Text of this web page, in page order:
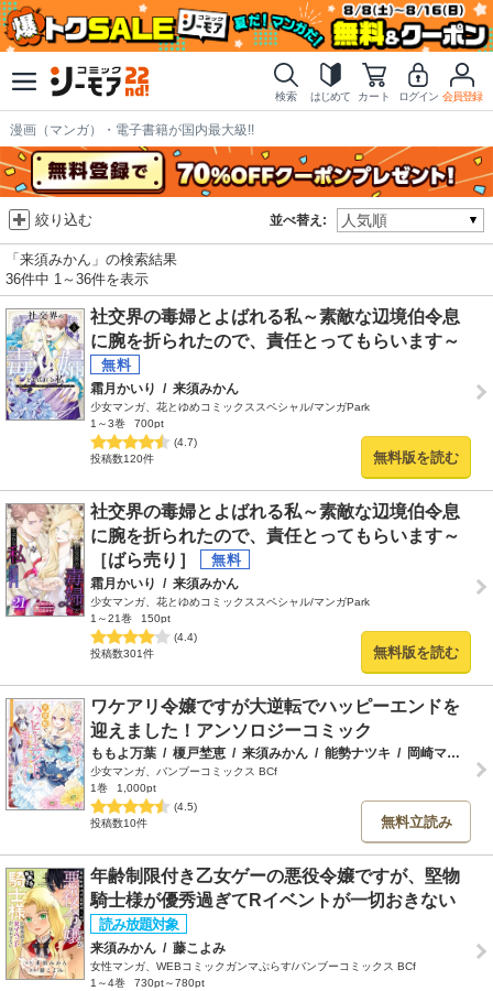
検索 はじめて カート ログイン 会員登録
漫画（マンガ）・電子書籍が国内最大級!!
並べ替え:
絞り込む
「来須みかん」の検索結果
36件中 1～36件を表示
社交界の毒婦とよばれる私～素敵な辺境伯令息
に腕を折られたので、責任とってもらいます～
霜月かいり / 来須みかん
少女マンガ、花とゆめコミックススペシャル/マンガPark
1～3巻
700pt
(4.7)
投稿数120件
無料版を読む
社交界の毒婦とよばれる私～素敵な辺境伯令息
に腕を折られたので、責任とってもらいます～
［ばら売り］
霜月かいり / 来須みかん
少女マンガ、花とゆめコミックススペシャル/マンガPark
1～21巻
150pt
(4.4)
投稿数301件
無料版を読む
ワケアリ令嬢ですが大逆転でハッピーエンドを
迎えました！アンソロジーコミック
ももよ万葉 / 榎戸埜恵 / 来須みかん / 能勢ナツキ / 岡崎マサムネ
少女マンガ、バンブーコミックス BCf
1巻
1,000pt
(4.5)
投稿数10件
無料立読み
年齢制限付き乙女ゲーの悪役令嬢ですが、堅物
騎士様が優秀過ぎてRイベントが一切おきない
来須みかん / 藤こよみ
女性マンガ、WEBコミックガンマぷらす/バンブーコミックス BCf
1～4巻
730pt～780pt